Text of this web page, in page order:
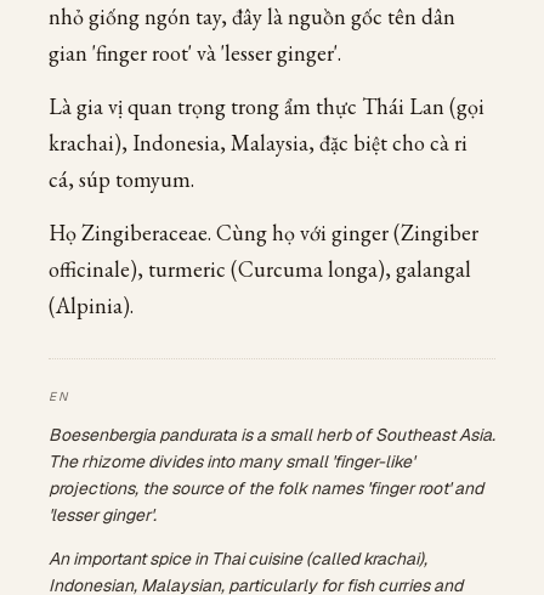
nhỏ giống ngón tay, đây là nguồn gốc tên dân
gian 'finger root' và 'lesser ginger'.
Là gia vị quan trọng trong ẩm thực Thái Lan (gọi
krachai), Indonesia, Malaysia, đặc biệt cho cà ri
cá, súp tomyum.
Họ Zingiberaceae. Cùng họ với ginger (Zingiber
officinale), turmeric (Curcuma longa), galangal
(Alpinia).
Boesenbergia pandurata is a small herb of Southeast Asia.
The rhizome divides into many small 'finger-like'
projections, the source of the folk names 'finger root' and
'lesser ginger'.
An important spice in Thai cuisine (called krachai),
Indonesian, Malaysian, particularly for fish curries and